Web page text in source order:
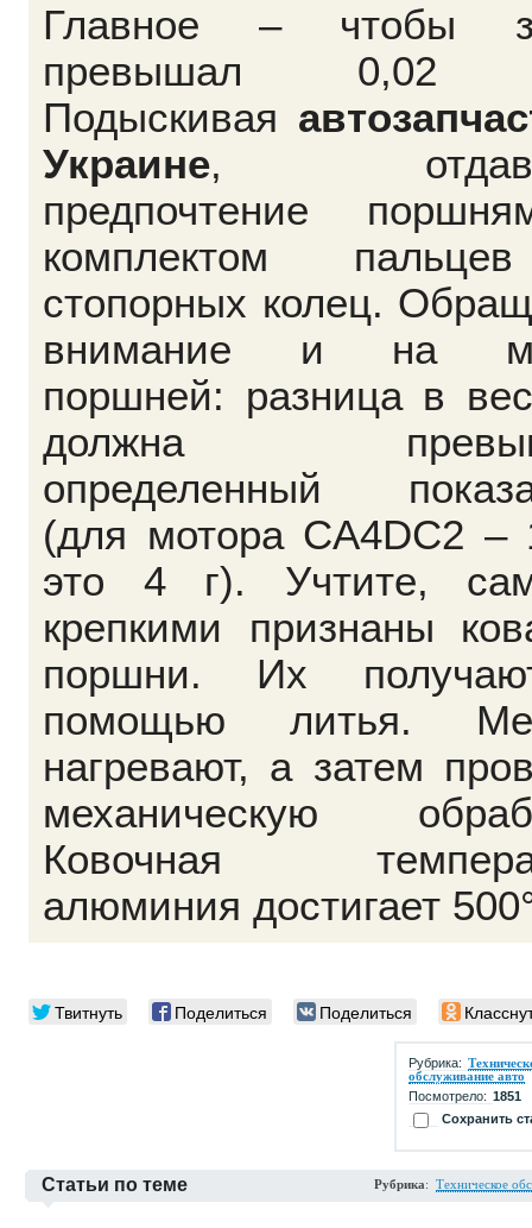
Главное – чтобы
превышал 0,02
Подыскивая
Украине,
предпочтение
комплектом
стопорных колец.
внимание и на
поршней: разница в
должна
определенный
(для мотора CA4DC2 –
это 4 г). Учтите,
крепкими признаны
поршни. Их
помощью литья.
нагревают, а затем
механическую
Ковочная
алюминия достигает
Твитнуть Поделиться Поделиться
Рубрика:
обслуживание авто
Посмотрело: 1851
Сохранить
Статьи по теме Рубрика: Техническое